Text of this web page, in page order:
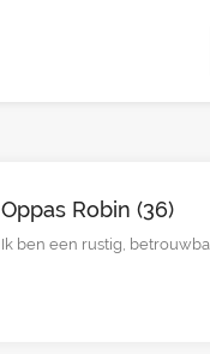
Oppas Robin (36)
Ik ben een rustig,